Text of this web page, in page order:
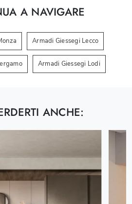
A NAVIGARE
Armadi Giessegi Lecco
Armadi Giessegi Lodi
ANCHE: